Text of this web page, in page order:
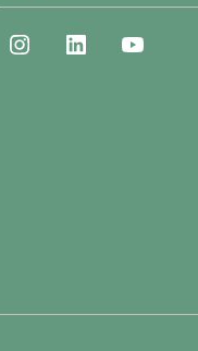
Instagram LinkedIn